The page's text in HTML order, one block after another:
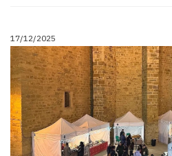
17/12/2025